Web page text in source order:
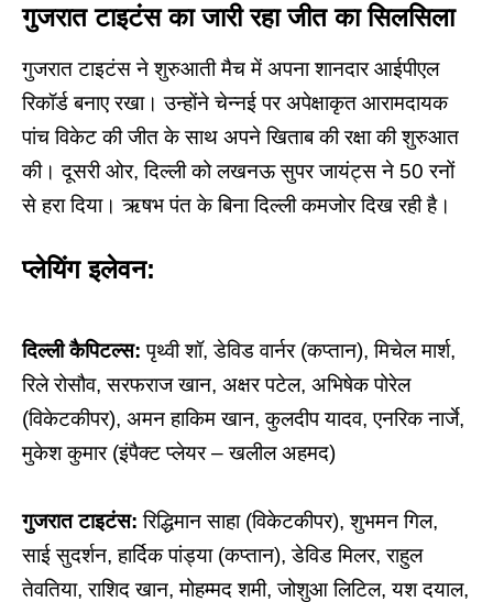
गुजरात टाइटंस का जारी रहा जीत का सिलसिला
गुजरात टाइटंस नेशुरुआती मैच में अपना शानदार आईपीएल
रिकॉर्ड बनाए रखा। उन्होंनेचेन्नई पर अपेक्षाकृत आरामदायक
पांच विकेट की जीत के साथ अपने खिताब की रक्षा की शुरुआत
की। दूसरी ओर,दिल्ली को लखनऊ सुपर जायंट्सने 50 रनों
से हरा दिया। ऋषभ पंत के बिना दिल्ली कमजोर दिख रही है।
प्लेयिंग इलेवन:
दिल्ली कैपिटल्स: पृथ्वी शॉ, डेविड वार्नर (कप्तान), मिचेल मार्श,
रिले रोसौव, सरफराज खान, अक्षर पटेल, अभिषेक पोरेल
(विकेटकीपर), अमन हाकिम खान, कुलदीप यादव, एनरिक नार्जे,
मुकेश कुमार (इंपैक्ट प्लेयर – खलील अहमद)
गुजरात टाइटंस: रिद्धिमान साहा (विकेटकीपर), शुभमन गिल,
साई सुदर्शन, हार्दिक पांड्या (कप्तान), डेविड मिलर, राहुल
तेवतिया, राशिद खान, मोहम्मद शमी, जोशुआ लिटिल, यश दयाल,